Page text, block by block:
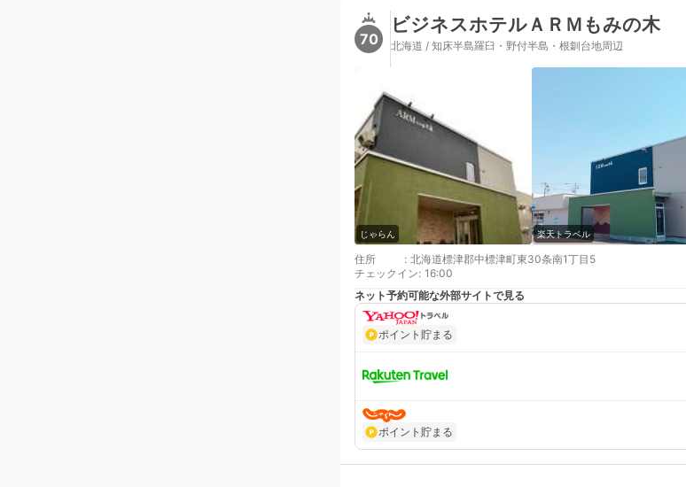
70
ビジネスホテルＡＲＭもみの木
北海道 / 知床半島羅臼・野付半島・根釧台地周辺
じゃらん 楽天トラベル
住所 : 北海道標津郡中標津町東30条南1丁目5
チェックイン: 16:00
ネット予約可能な外部サイトで見る
ポイント貯まる
ポイント貯まる